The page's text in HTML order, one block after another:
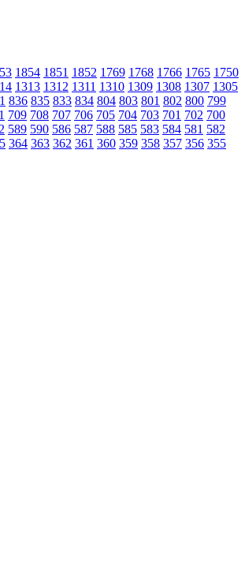
1854 1851 1852 1769 1768 1766 1765 1750
1313 1312 1311 1310 1309 1308 1307 1305
836 835 833 834 804 803 801 802 800 799
709 708 707 706 705 704 703 701 702 700
589 590 586 587 588 585 583 584 581 582
364 363 362 361 360 359 358 357 356 355